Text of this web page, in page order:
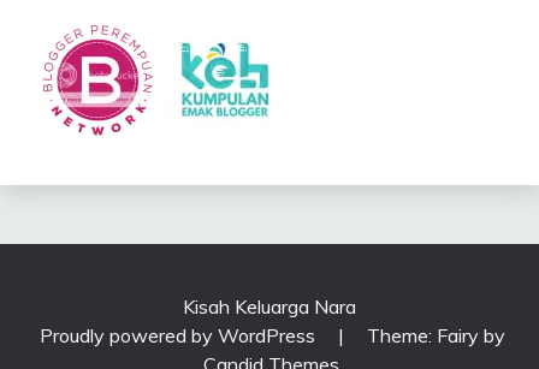
Kisah Keluarga Nara
Proudly powered by WordPress
|
Theme: Fairy by
Candid Themes